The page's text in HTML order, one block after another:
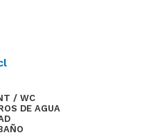
/ WC
DE AGUA